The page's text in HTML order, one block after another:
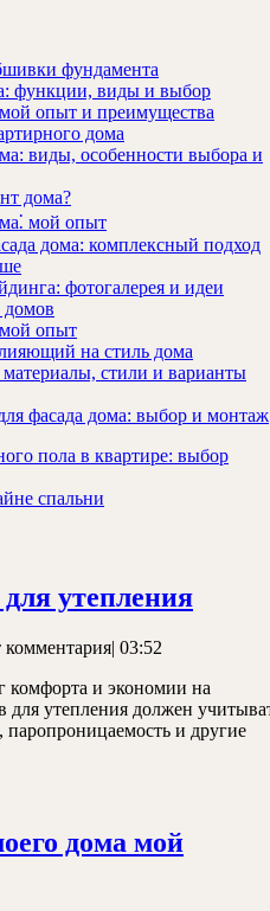
фундамента
функции, виды и выбор
опыт и преимущества
дома
виды, особенности выбора и
дома?
мой опыт
дома: комплексный подход
фотогалерея и идеи
домов
опыт
на стиль дома
стили и варианты
фасада дома: выбор и монтаж
пола в квартире: выбор
спальни
утепления
комментария| 03:52
комфорта и экономии на
утепления должен
паропроницаемость и другие
дома мой